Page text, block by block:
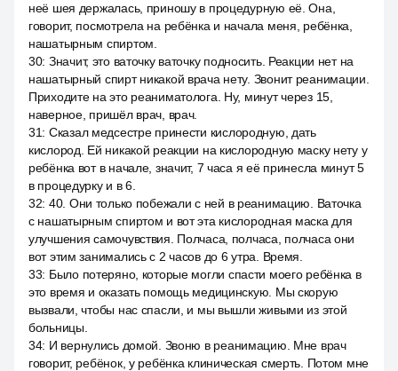
неё шея держалась, приношу в процедурную её. Она,
говорит, посмотрела на ребёнка и начала меня, ребёнка,
нашатырным спиртом.
30: Значит, это ваточку ваточку подносить. Реакции нет на
нашатырный спирт никакой врача нету. Звонит реанимации.
Приходите на это реаниматолога. Ну, минут через 15,
наверное, пришёл врач, врач.
31: Сказал медсестре принести кислородную, дать
кислород. Ей никакой реакции на кислородную маску нету у
ребёнка вот в начале, значит, 7 часа я её принесла минут 5
в процедурку и в 6.
32: 40. Они только побежали с ней в реанимацию. Ваточка
с нашатырным спиртом и вот эта кислородная маска для
улучшения самочувствия. Полчаса, полчаса, полчаса они
вот этим занимались с 2 часов до 6 утра. Время.
33: Было потеряно, которые могли спасти моего ребёнка в
это время и оказать помощь медицинскую. Мы скорую
вызвали, чтобы нас спасли, и мы вышли живыми из этой
больницы.
34: И вернулись домой. Звоню в реанимацию. Мне врач
говорит, ребёнок, у ребёнка клиническая смерть. Потом мне